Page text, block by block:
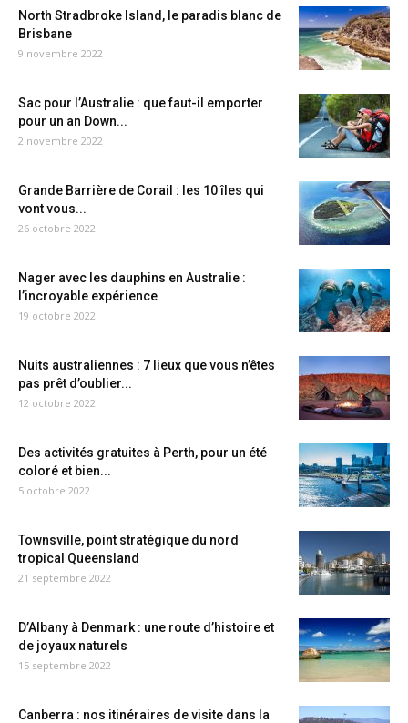
North Stradbroke Island, le paradis blanc de
Brisbane
9 novembre 2022
Sac pour l’Australie : que faut-il emporter
pour un an Down...
2 novembre 2022
Grande Barrière de Corail : les 10 îles qui
vont vous...
26 octobre 2022
Nager avec les dauphins en Australie :
l’incroyable expérience
19 octobre 2022
Nuits australiennes : 7 lieux que vous n’êtes
pas prêt d’oublier...
12 octobre 2022
Des activités gratuites à Perth, pour un été
coloré et bien...
5 octobre 2022
Townsville, point stratégique du nord
tropical Queensland
21 septembre 2022
D’Albany à Denmark : une route d’histoire et
de joyaux naturels
15 septembre 2022
Canberra : nos itinéraires de visite dans la